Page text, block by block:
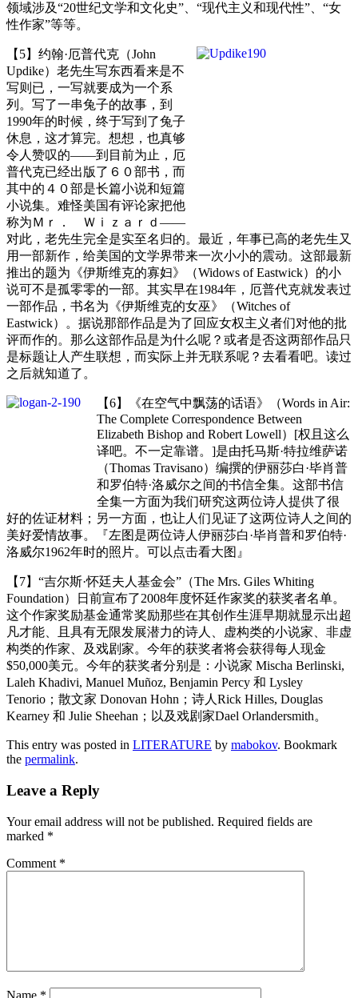
领域涉及“20世纪文学和文化史”、“现代主义和现代性”、“女
性作家”等等。
【5】约翰·厄普代克（John
Updike）老先生写东西看来是不
写则已，一写就要成为一个系
列。写了一串兔子的故事，到
1990年的时候，终于写到了兔子
休息，这才算完。想想，也真够
令人赞叹的——到目前为止，厄
普代克已经出版了６０部书，而
其中的４０部是长篇小说和短篇
小说集。难怪美国有评论家把他
称为Ｍｒ． Ｗｉｚａｒｄ——
对此，老先生完全是实至名归的。最近，年事已高的老先生又
用一部新作，给美国的文学界带来一次小小的震动。这部最新
推出的题为《伊斯维克的寡妇》（Widows of Eastwick）的小
说可不是孤零零的一部。其实早在1984年，厄普代克就发表过
一部作品，书名为《伊斯维克的女巫》（Witches of
Eastwick）。据说那部作品是为了回应女权主义者们对他的批
评而作的。那么这部作品是为什么呢？或者是否这两部作品只
是标题让人产生联想，而实际上并无联系呢？去看看吧。读过
之后就知道了。
【6】《在空气中飘荡的话语》（Words in Air:
The Complete Correspondence Between
Elizabeth Bishop and Robert Lowell）[权且这么
译吧。不一定靠谱。]是由托马斯·特拉维萨诺
（Thomas Travisano）编撰的伊丽莎白·毕肖普
和罗伯特·洛威尔之间的书信全集。这部书信
全集一方面为我们研究这两位诗人提供了很
好的佐证材料；另一方面，也让人们见证了这两位诗人之间的
美好爱情故事。『左图是两位诗人伊丽莎白·毕肖普和罗伯特·
洛威尔1962年时的照片。可以点击看大图』
【7】“吉尔斯·怀廷夫人基金会”（The Mrs. Giles Whiting
Foundation）日前宣布了2008年度怀廷作家奖的获奖者名单。
这个作家奖励基金通常奖励那些在其创作生涯早期就显示出超
凡才能、且具有无限发展潜力的诗人、虚构类的小说家、非虚
构类的作家、及戏剧家。今年的获奖者将会获得每人现金
$50,000美元。今年的获奖者分别是：小说家 Mischa Berlinski,
Laleh Khadivi, Manuel Muñoz, Benjamin Percy 和 Lysley
Tenorio；散文家 Donovan Hohn；诗人Rick Hilles, Douglas
Kearney 和 Julie Sheehan；以及戏剧家Dael Orlandersmith。
This entry was posted in LITERATURE by mabokov. Bookmark
the permalink.
Leave a Reply
Your email address will not be published. Required fields are
marked *
Comment *
Name *